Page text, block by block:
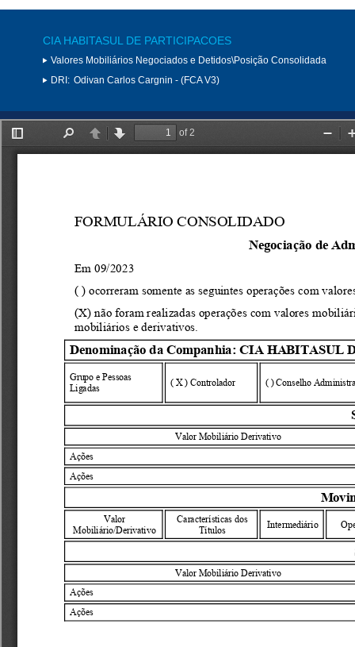
CIA HABITASUL DE PARTICIPACOES
Valores Mobiliários Negociados e Detidos\Posição Consolidada
DRI: Odivan Carlos Cargnin - (FCA V3)